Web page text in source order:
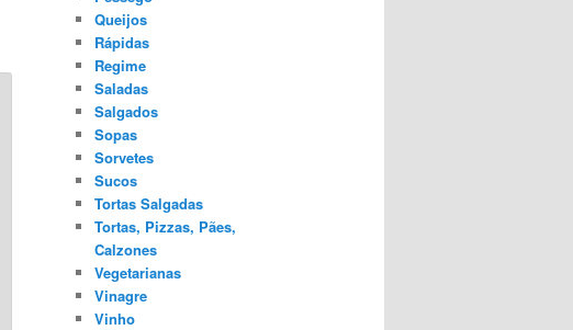
Queijos
Rápidas
Regime
Saladas
Salgados
Sopas
Sorvetes
Sucos
Tortas Salgadas
Tortas, Pizzas, Pães,
Calzones
Vegetarianas
Vinagre
Vinho